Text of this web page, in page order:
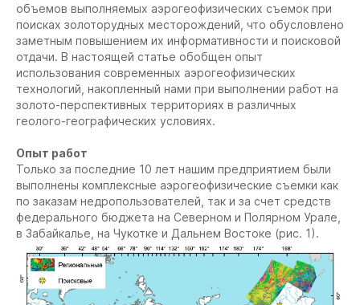
объемов выполняемых аэрогеофизических съемок при
поисках золоторудных месторождений, что обусловлено
заметным повышением их информативности и поисковой
отдачи. В настоящей статье обобщен опыт
использования современных аэрогеофизических
технологий, накопленный нами при выполнении работ на
золото-перспективных территориях в различных
геолого-географических условиях.
Опыт работ
Только за последние 10 лет нашим предприятием были
выполнены комплексные аэрогеофизические съемки как
по заказам недропользователей, так и за счет средств
федерального бюджета на Северном и Полярном Урале,
в Забайкалье, на Чукотке и Дальнем Востоке (рис. 1).